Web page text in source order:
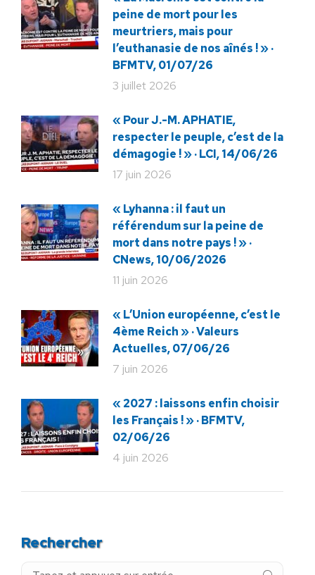
peine de mort pour les
meurtriers, mais pour
l’euthanasie de nos aînés ! » ·
BFMTV, 01/07/26
3 juillet 2026
« Pour J.-M. APHATIE,
respecter le peuple, c’est de la
démagogie ! » · LCI, 14/06/26
17 juin 2026
« Lyhanna : il faut un
référendum sur la peine de
mort dans notre pays ! » ·
CNews, 10/06/2026
11 juin 2026
« L’Union européenne, c’est le
4ème Reich » · Valeurs
Actuelles, 07/06/26
7 juin 2026
« 2027 : laissons enfin choisir
les Français ! » · BFMTV,
02/06/26
4 juin 2026
Rechercher
Recherche